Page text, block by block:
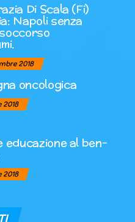
Di Scala (Fi)
Napoli senza
2018
oncologica
2018
educazione al ben-
2018